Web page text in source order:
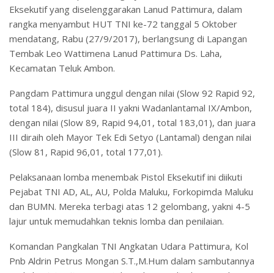
Eksekutif yang diselenggarakan Lanud Pattimura, dalam
rangka menyambut HUT TNI ke-72 tanggal 5 Oktober
mendatang, Rabu (27/9/2017), berlangsung di Lapangan
Tembak Leo Wattimena Lanud Pattimura Ds. Laha,
Kecamatan Teluk Ambon.
Pangdam Pattimura unggul dengan nilai (Slow 92 Rapid 92,
total 184), disusul juara II yakni Wadanlantamal IX/Ambon,
dengan nilai (Slow 89, Rapid 94,01, total 183,01), dan juara
III diraih oleh Mayor Tek Edi Setyo (Lantamal) dengan nilai
(Slow 81, Rapid 96,01, total 177,01).
Pelaksanaan lomba menembak Pistol Eksekutif ini diikuti
Pejabat TNI AD, AL, AU, Polda Maluku, Forkopimda Maluku
dan BUMN. Mereka terbagi atas 12 gelombang, yakni 4-5
lajur untuk memudahkan teknis lomba dan penilaian.
Komandan Pangkalan TNI Angkatan Udara Pattimura, Kol
Pnb Aldrin Petrus Mongan S.T.,M.Hum dalam sambutannya